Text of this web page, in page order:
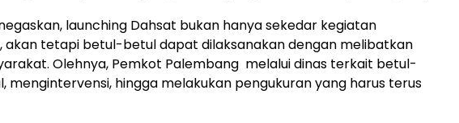
launching Dahsat bukan hanya sekedar kegiatan
akan tetapi betul-betul dapat dilaksanakan dengan melibatkan
Olehnya, Pemkot Palembang melalui dinas terkait betul-
mengintervensi, hingga melakukan pengukuran yang harus terus